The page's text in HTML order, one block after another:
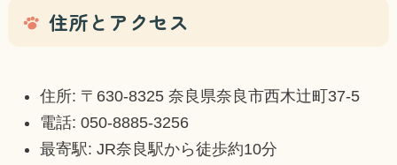
住所とアクセス
住所: 〒630-8325 奈良県奈良市西木辻町37-5
電話: 050-8885-3256
最寄駅: JR奈良駅から徒歩約10分